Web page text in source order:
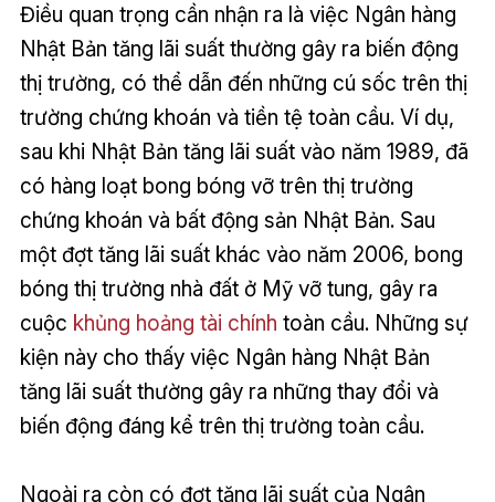
Điều quan trọng cần nhận ra là việc Ngân hàng
Nhật Bản tăng lãi suất thường gây ra biến động
thị trường, có thể dẫn đến những cú sốc trên thị
trường chứng khoán và tiền tệ toàn cầu. Ví dụ,
sau khi Nhật Bản tăng lãi suất vào năm 1989, đã
có hàng loạt bong bóng vỡ trên thị trường
chứng khoán và bất động sản Nhật Bản. Sau
một đợt tăng lãi suất khác vào năm 2006, bong
bóng thị trường nhà đất ở Mỹ vỡ tung, gây ra
cuộc khủng hoảng tài chính toàn cầu. Những sự
kiện này cho thấy việc Ngân hàng Nhật Bản
tăng lãi suất thường gây ra những thay đổi và
biến động đáng kể trên thị trường toàn cầu.
Ngoài ra còn có đợt tăng lãi suất của Ngân